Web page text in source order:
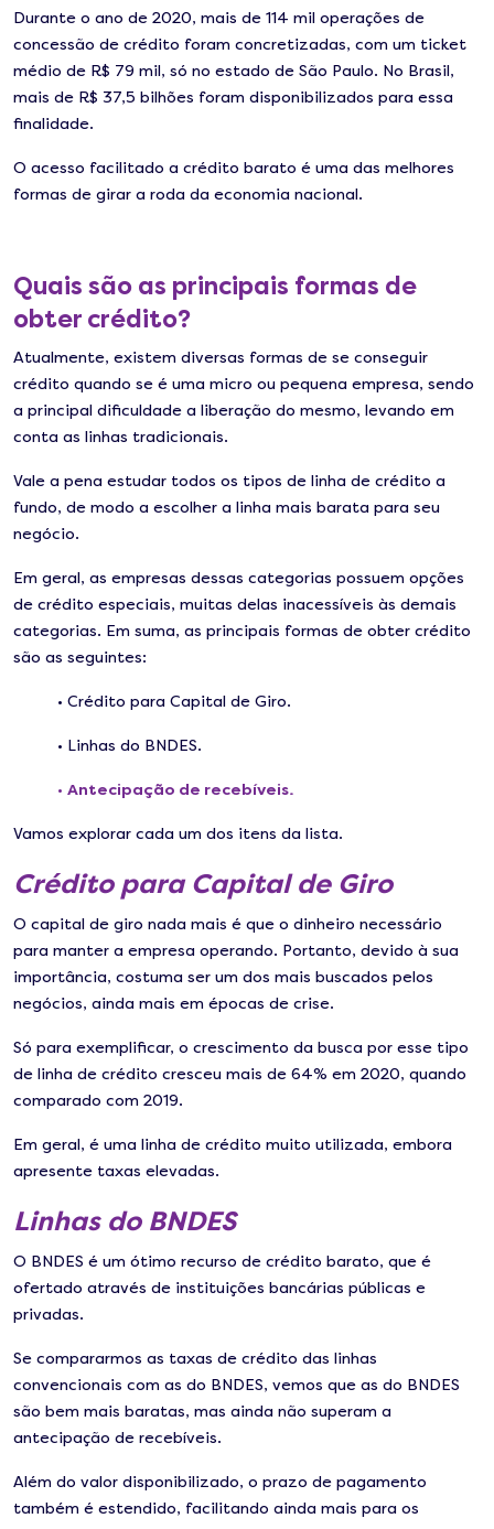
Durante o ano de 2020, mais de 114 mil operações de
concessão de crédito foram concretizadas, com um ticket
médio de R$ 79 mil, só no estado de São Paulo. No Brasil,
mais de R$ 37,5 bilhões foram disponibilizados para essa
finalidade.
O acesso facilitado a crédito barato é uma das melhores
formas de girar a roda da economia nacional.
Quais são as principais formas de
obter crédito?
Atualmente, existem diversas formas de se conseguir
crédito quando se é uma micro ou pequena empresa, sendo
a principal dificuldade a liberação do mesmo, levando em
conta as linhas tradicionais.
Vale a pena estudar todos os tipos de linha de crédito a
fundo, de modo a escolher a linha mais barata para seu
negócio.
Em geral, as empresas dessas categorias possuem opções
de crédito especiais, muitas delas inacessíveis às demais
categorias. Em suma, as principais formas de obter crédito
são as seguintes:
• Crédito para Capital de Giro.
• Linhas do BNDES.
• Antecipação de recebíveis.
Vamos explorar cada um dos itens da lista.
Crédito para Capital de Giro
O capital de giro nada mais é que o dinheiro necessário
para manter a empresa operando. Portanto, devido à sua
importância, costuma ser um dos mais buscados pelos
negócios, ainda mais em épocas de crise.
Só para exemplificar, o crescimento da busca por esse tipo
de linha de crédito cresceu mais de 64% em 2020, quando
comparado com 2019.
Em geral, é uma linha de crédito muito utilizada, embora
apresente taxas elevadas.
Linhas do BNDES
O BNDES é um ótimo recurso de crédito barato, que é
ofertado através de instituições bancárias públicas e
privadas.
Se compararmos as taxas de crédito das linhas
convencionais com as do BNDES, vemos que as do BNDES
são bem mais baratas, mas ainda não superam a
antecipação de recebíveis.
Além do valor disponibilizado, o prazo de pagamento
também é estendido, facilitando ainda mais para os